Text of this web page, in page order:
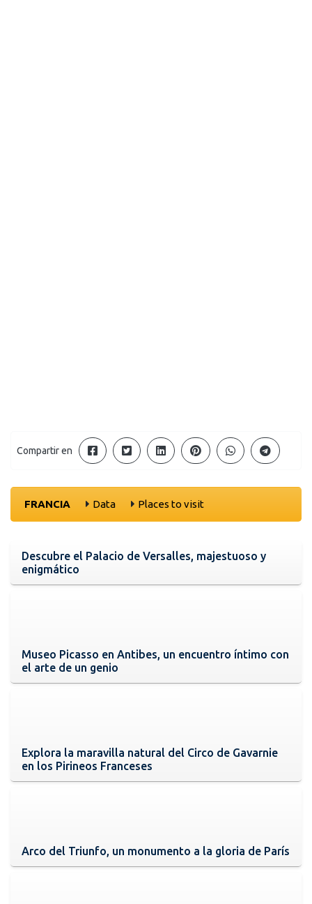
Compartir en
FRANCIA Data Places to visit
Descubre el Palacio de Versalles, majestuoso y
enigmático
Museo Picasso en Antibes, un encuentro íntimo con
el arte de un genio
Explora la maravilla natural del Circo de Gavarnie
en los Pirineos Franceses
Arco del Triunfo, un monumento a la gloria de París